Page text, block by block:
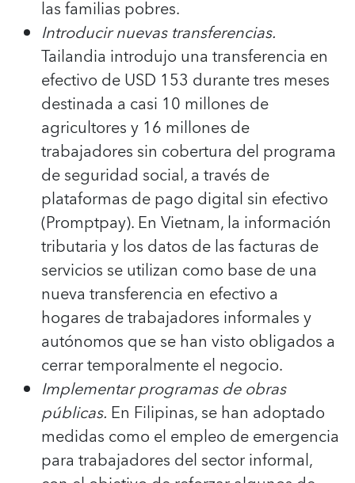
las familias pobres.
Introducir nuevas transferencias.
Tailandia introdujo una transferencia en
efectivo de USD 153 durante tres meses
destinada a casi 10 millones de
agricultores y 16 millones de
trabajadores sin cobertura del programa
de seguridad social, a través de
plataformas de pago digital sin efectivo
(Promptpay). En Vietnam, la información
tributaria y los datos de las facturas de
servicios se utilizan como base de una
nueva transferencia en efectivo a
hogares de trabajadores informales y
autónomos que se han visto obligados a
cerrar temporalmente el negocio.
Implementar programas de obras
públicas. En Filipinas, se han adoptado
medidas como el empleo de emergencia
para trabajadores del sector informal,